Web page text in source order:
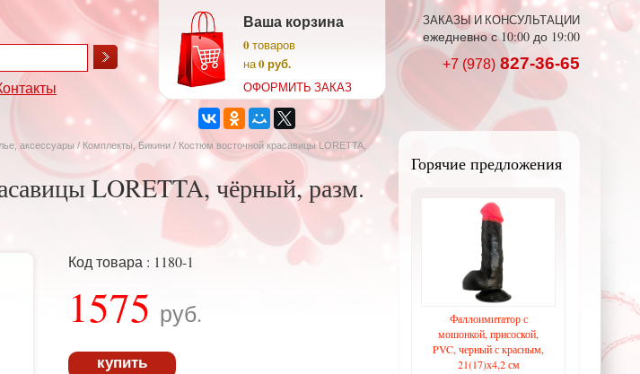
Ваша корзина
0товаров
на0 руб.
ОФОРМИТЬ ЗАКАЗ
ЗАКАЗЫ И КОНСУЛЬТАЦИИ
ежедневно с 10:00 до 19:00
+7 (978) 827-36-65
аксессуары / Комплекты, Бикини / Костюм восточной красавицы LORETTA,
LORETTA, чёрный, разм.
Код товара : 1180-1
1575 руб.
купить
Горячие предложения
Фаллоимитатор с
мошонкой, присоской,
PVC, черный с красным,
21(17)х4,2 см